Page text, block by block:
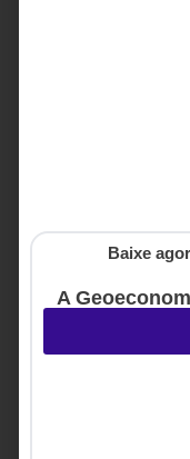
ESTRATÉGIA
Baixe
A